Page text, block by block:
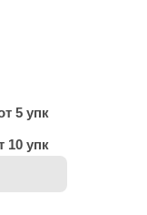
5 упк
10 упк